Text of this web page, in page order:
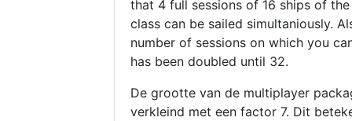
that 4 full sessions of 16 ships of
class can be sailed simultaniously.
number of sessions on which you
has been doubled until 32.
De grootte van de multiplayer
verkleind met een factor 7. Dit